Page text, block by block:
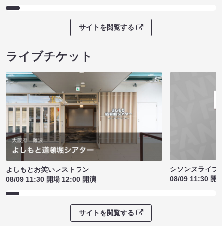
サイトを閲覧する
ライブチケット
よしもとお笑いレストラン
08/09 11:30 開場 12:00 開演
シソンヌライ
08/09 11:30 開
サイトを閲覧する